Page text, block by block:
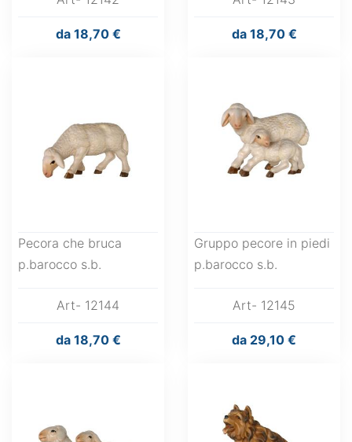
da18,70 € da18,70 €
Pecora che bruca
p.barocco s.b.
Art- 12144
da18,70 €
Gruppo pecore in piedi
p.barocco s.b.
Art- 12145
da 29,10 €